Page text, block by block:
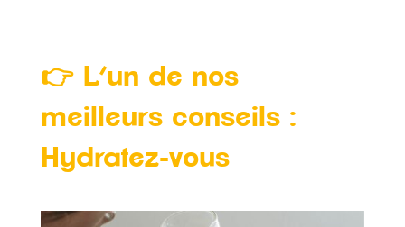
👉 L’un de nos
meilleurs conseils :
Hydratez-vous